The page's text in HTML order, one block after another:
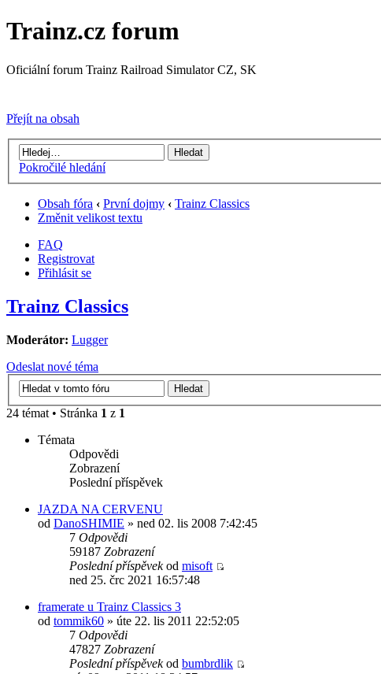
Trainz.cz forum
Oficiální forum Trainz Railroad Simulator CZ, SK
Přejít na obsah
Pokročilé hledání
Obsah fóra ‹ První dojmy ‹ Trainz Classics
Změnit velikost textu
FAQ
Registrovat
Přihlásit se
Trainz Classics
Moderátor: Lugger
Odeslat nové téma
24 témat • Stránka 1 z 1
Témata
Odpovědi
Zobrazení
Poslední příspěvek
JAZDA NA CERVENU
od DanoSHIMIE » ned 02. lis 2008 7:42:45
7 Odpovědi
59187 Zobrazení
Poslední příspěvekod misoft
ned 25. črc 2021 16:57:48
framerate u Trainz Classics 3
od tommik60 » úte 22. lis 2011 22:52:05
7 Odpovědi
47827 Zobrazení
Poslední příspěvekod bumbrdlik